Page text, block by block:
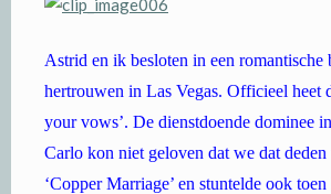
Astrid en ik besloten in een romantische
hertrouwen in Las Vegas. Officieel heet
your vows’. De dienstdoende dominee
Carlo kon niet geloven dat we dat deden
‘Copper Marriage’ en stuntelde ook